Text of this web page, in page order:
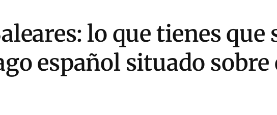
lo que tienes que
español situado sobre